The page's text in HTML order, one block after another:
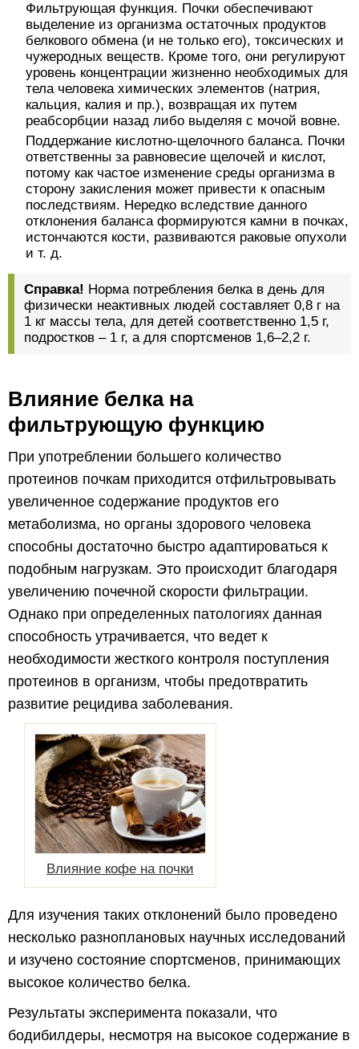
Фильтрующая функция. Почки обеспечивают
выделение из организма остаточных продуктов
белкового обмена (и не только его), токсических и
чужеродных веществ. Кроме того, они регулируют
уровень концентрации жизненно необходимых для
тела человека химических элементов (натрия,
кальция, калия и пр.), возвращая их путем
реабсорбции назад либо выделяя с мочой вовне.
Поддержание кислотно-щелочного баланса. Почки
ответственны за равновесие щелочей и кислот,
потому как частое изменение среды организма в
сторону закисления может привести к опасным
последствиям. Нередко вследствие данного
отклонения баланса формируются камни в почках,
истончаются кости, развиваются раковые опухоли
и т. д.
Справка! Норма потребления белка в день для
физически неактивных людей составляет 0,8 г на
1 кг массы тела, для детей соответственно 1,5 г,
подростков – 1 г, а для спортсменов 1,6–2,2 г.
Влияние белка на
фильтрующую функцию
При употреблении большего количество
протеинов почкам приходится отфильтровывать
увеличенное содержание продуктов его
метаболизма, но органы здорового человека
способны достаточно быстро адаптироваться к
подобным нагрузкам. Это происходит благодаря
увеличению почечной скорости фильтрации.
Однако при определенных патологиях данная
способность утрачивается, что ведет к
необходимости жесткого контроля поступления
протеинов в организм, чтобы предотвратить
развитие рецидива заболевания.
Влияние кофе на почки
Для изучения таких отклонений было проведено
несколько разноплановых научных исследований
и изучено состояние спортсменов, принимающих
высокое количество белка.
Результаты эксперимента показали, что
бодибилдеры, несмотря на высокое содержание в